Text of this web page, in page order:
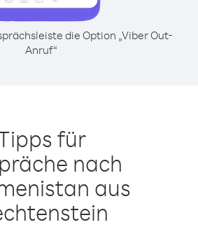
die Option „Viber Out-
Anruf“
für
nach
aus